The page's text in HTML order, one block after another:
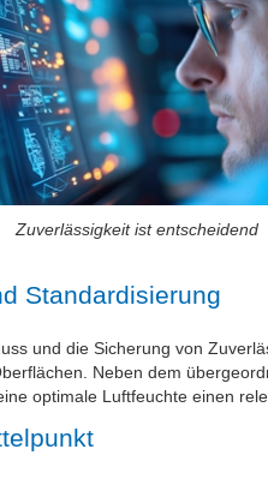
Zuverlässigkeit ist entscheidend
Standardisierung
und die Sicherung von
Neben dem
optimale Luftfeuchte einen